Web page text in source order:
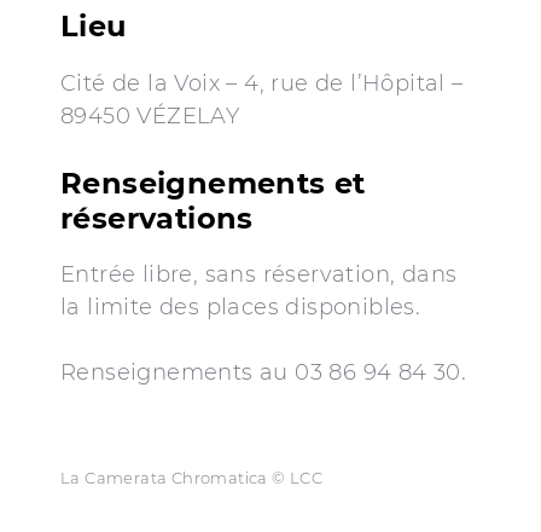
Lieu
Cité de la Voix – 4, rue de l’Hôpital –
89450 VÉZELAY
Renseignements et
réservations
Entrée libre, sans réservation, dans
la limite des places disponibles.
Renseignements au 03 86 94 84 30.
La Camerata Chromatica © LCC